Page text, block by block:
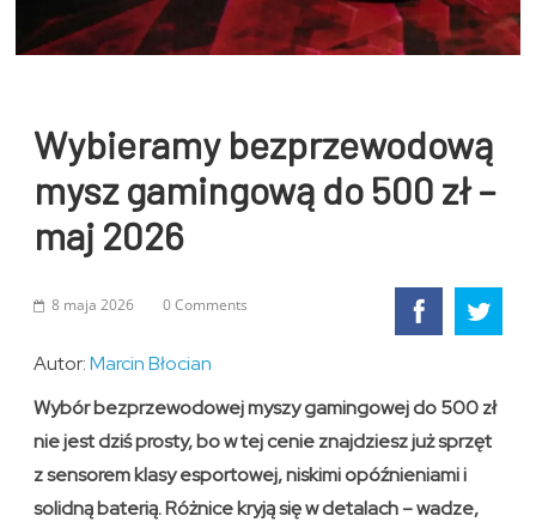
Wybieramy bezprzewodową
mysz gamingową do 500 zł –
maj 2026
8 maja 2026 0 Comments
Autor:Marcin Błocian
Wybór bezprzewodowej myszy gamingowej do 500 zł
nie jest dziś prosty, bo w tej cenie znajdziesz już sprzęt
z sensorem klasy esportowej, niskimi opóźnieniami i
solidną baterią. Różnice kryją się w detalach – wadze,